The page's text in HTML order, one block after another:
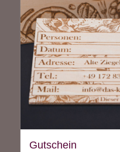
Gutschein